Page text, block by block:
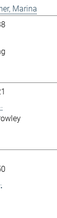
Marina